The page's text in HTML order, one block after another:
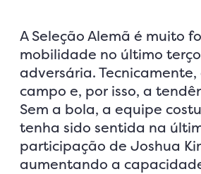
A Seleção Alemã é muito
mobilidade no último
adversária.
campo e, por isso, a
Sem a bola, a equipe
tenha sido sentida na
participação de Joshua
aumentando a